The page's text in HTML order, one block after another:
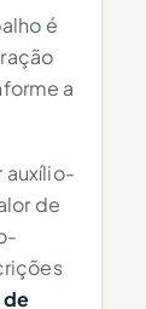
é
a
auxílio-
de
de